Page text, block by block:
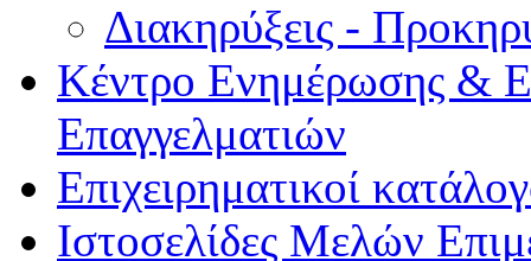
Διακηρύξεις -
Κέντρο Ενημέρωσης &
Επαγγελματιών
Επιχειρηματικοί
Ιστοσελίδες Μελών